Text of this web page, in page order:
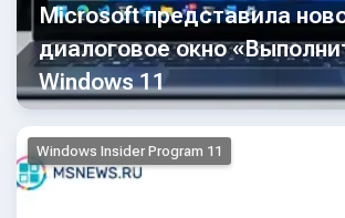
Microsoft представила
диалоговое окно
Windows 11
Windows Insider Program 11